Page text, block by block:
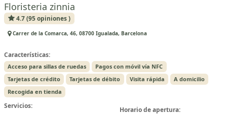
Floristeria zinnia
4.7 (95 opiniones )
Carrer de la Comarca, 46, 08700 Igualada, Barcelona
Características:
Acceso para sillas de ruedas
Pagos con móvil vía NFC
Tarjetas de crédito
Tarjetas de débito Visita rápida
A domicilio
Recogida en tienda
Servicios:
Horario de apertura: